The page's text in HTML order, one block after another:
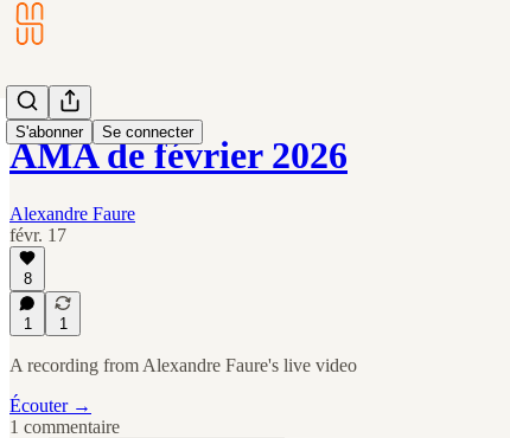
S'abonner Se connecter
AMA de février 2026
Alexandre Faure
févr. 17
8
1 1
A recording from Alexandre Faure's live video
Écouter →
1 commentaire